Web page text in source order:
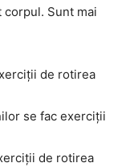
Sunt mai
de rotirea
se fac exerciții
de rotirea